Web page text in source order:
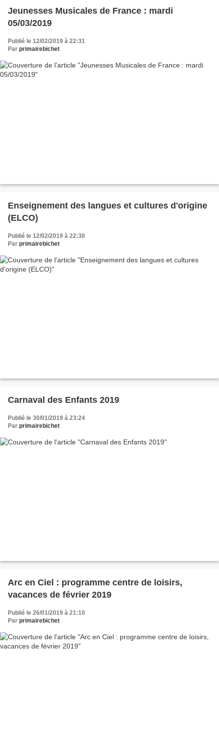
Jeunesses Musicales de France : mardi
05/03/2019
Publié le 12/02/2019 à 22:31
Par primairebichet
Enseignement des langues et cultures d'origine
(ELCO)
Publié le 12/02/2019 à 22:30
Par primairebichet
Carnaval des Enfants 2019
Publié le 30/01/2019 à 23:24
Par primairebichet
Arc en Ciel : programme centre de loisirs,
vacances de février 2019
Publié le 26/01/2019 à 21:10
Par primairebichet